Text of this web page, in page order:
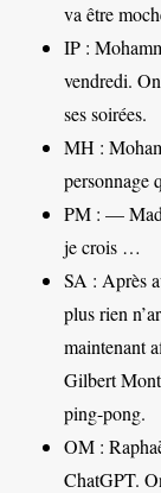
va être
IP :
vendredi.
ses soirées.
MH :
personnage
PM : —
je crois …
SA : Après
plus rien
maintenant
Gilbert
ping-pong.
OM :
ChatGPT.